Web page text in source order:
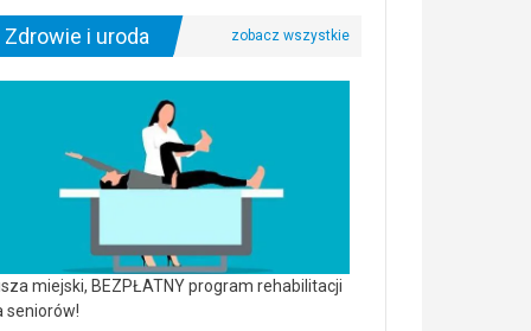
Zdrowie i uroda
miejski, BEZPŁATNY program rehabilitacji
seniorów!